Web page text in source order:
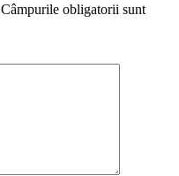
Câmpurile obligatorii sunt